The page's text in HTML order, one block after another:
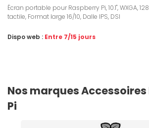
Écran portable pour Raspberry Pi, 10.1", WXGA,
tactile, Format large 16/10, Dalle IPS, DSI
Dispo web : Entre 7/15 jours
Nos marques
Pi